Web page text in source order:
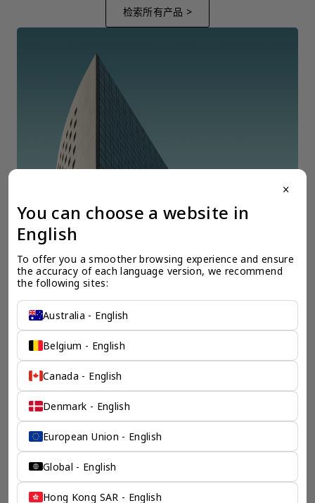
检索所有产品 >
全球公司注册
我们的海外公司专家清楚的了解开设公司所需的必要材料，时间投入，所
需资本，以及其它政府规定的必须流程。我们会为您清楚的勾勒出您预期
海外公司的蓝图。
检索产品 >
chevron_left chevron_right
close
You can choose a website in
English
To offer you a smoother browsing experience and ensure
the accuracy of each language version, we recommend
the following sites:
Australia - English
Belgium - English
Canada - English
Denmark - English
European Union - English
Global - English
Hong Kong SAR - English